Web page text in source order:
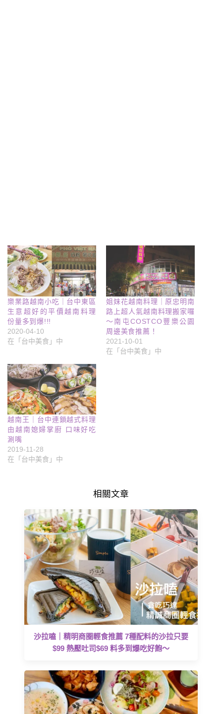
樂業路越南小吃｜台中東區
生意超好的平價越南料理
份量多到爆!!!
2020-04-10
在「台中美食」中
姐妹花越南料理｜原忠明南
路上超人氣越南料理搬家囉
～南屯COSTCO豐樂公園
周邊美食推薦！
2021-10-01
在「台中美食」中
越南王｜台中連鎖越式料理
由越南媳婦掌廚 口味好吃
涮嘴
2019-11-28
在「台中美食」中
相關文章
沙拉嗑｜精明商圈輕食推薦 7種配料的沙拉只要
$99 熱壓吐司$69 料多到爆吃好飽～